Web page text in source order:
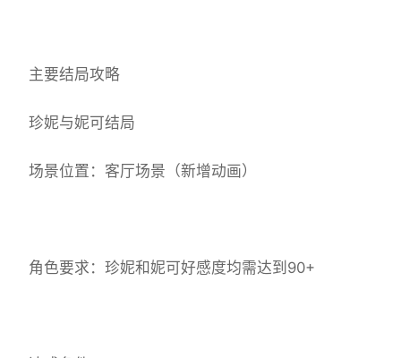
主要结局攻略
珍妮与妮可结局
场景位置：客厅场景（新增动画）
角色要求：珍妮和妮可好感度均需达到90+